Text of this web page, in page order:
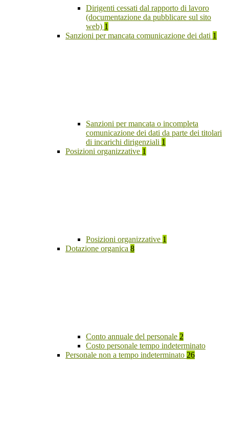
Dirigenti cessati dal rapporto di lavoro
(documentazione da pubblicare sul sito
web) 1
Sanzioni per mancata comunicazione dei dati 1
Sanzioni per mancata o incompleta
comunicazione dei dati da parte dei titolari
di incarichi dirigenziali 1
Posizioni organizzative 1
Posizioni organizzative 1
Dotazione organica 8
Conto annuale del personale 2
Costo personale tempo indeterminato
Personale non a tempo indeterminato 26